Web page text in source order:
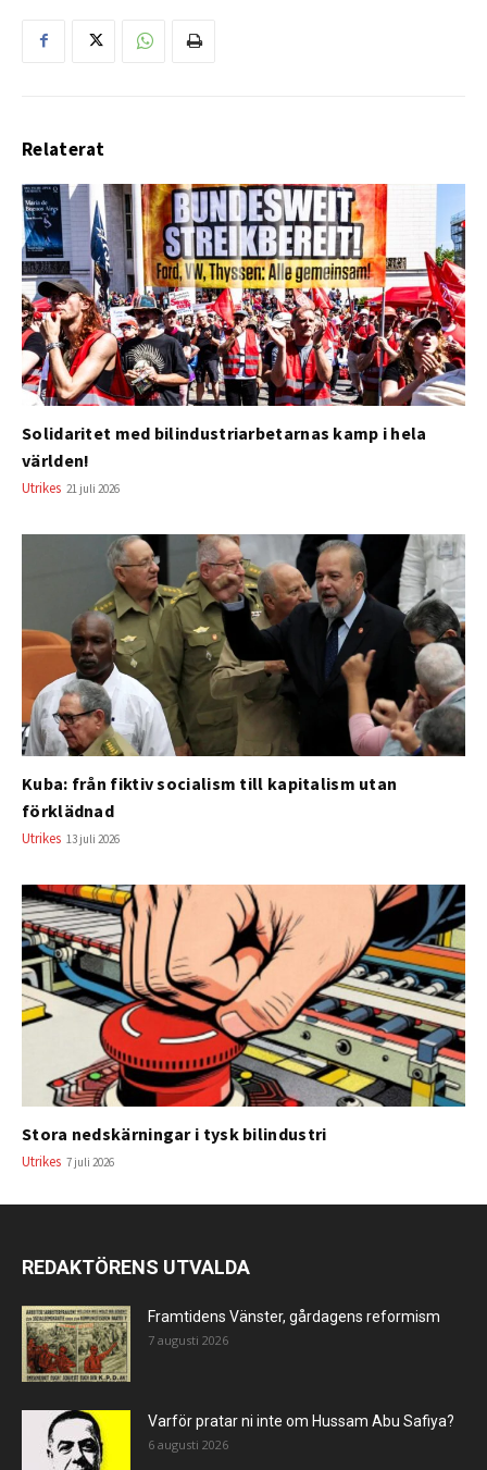
Relaterat
Solidaritet med bilindustriarbetarnas kamp i hela
världen!
Utrikes 21 juli 2026
Kuba: från fiktiv socialism till kapitalism utan
förklädnad
Utrikes 13 juli 2026
Stora nedskärningar i tysk bilindustri
Utrikes 7 juli 2026
REDAKTÖRENS UTVALDA
Framtidens Vänster, gårdagens reformism
7 augusti 2026
Varför pratar ni inte om Hussam Abu Safiya?
6 augusti 2026